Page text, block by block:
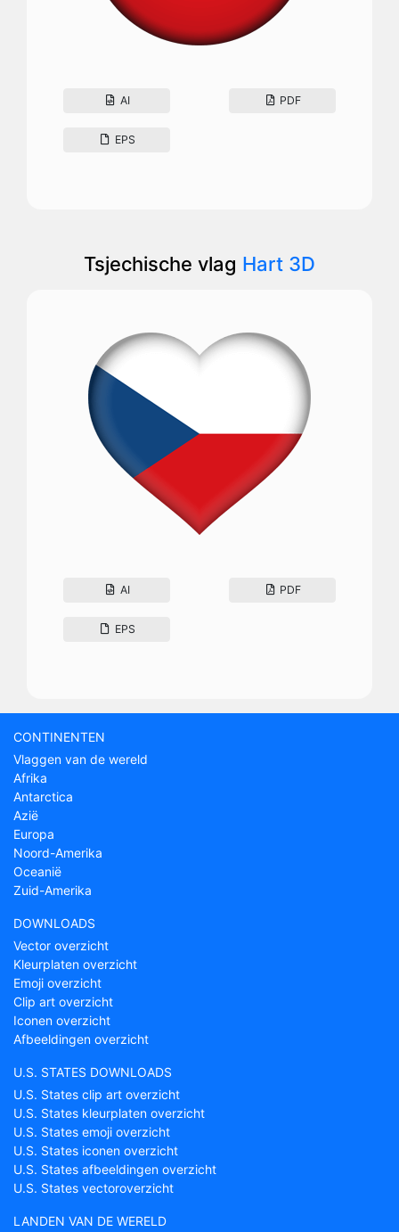
AI PDF
EPS
Tsjechische vlag Hart 3D
AI PDF
EPS
CONTINENTEN
Vlaggen van de wereld
Afrika
Antarctica
Azië
Europa
Noord-Amerika
Oceanië
Zuid-Amerika
DOWNLOADS
Vector overzicht
Kleurplaten overzicht
Emoji overzicht
Clip art overzicht
Iconen overzicht
Afbeeldingen overzicht
U.S. STATES DOWNLOADS
U.S. States clip art overzicht
U.S. States kleurplaten overzicht
U.S. States emoji overzicht
U.S. States iconen overzicht
U.S. States afbeeldingen overzicht
U.S. States vectoroverzicht
LANDEN VAN DE WERELD